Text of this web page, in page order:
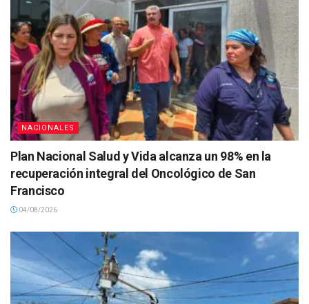
NACIONALES
Plan Nacional Salud y Vida alcanza un 98% en la
recuperación integral del Oncológico de San
Francisco
04/08/2026